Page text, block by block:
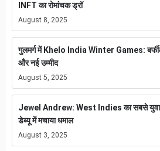
INFT का रोमांचक ड्रॉ
August 8, 2025
गुलमर्ग में Khelo India Winter Games:
और नई उम्मीद
August 5, 2025
Jewel Andrew: West Indies का सबसे युवा
डेब्यू में मचाया धमाल
August 3, 2025